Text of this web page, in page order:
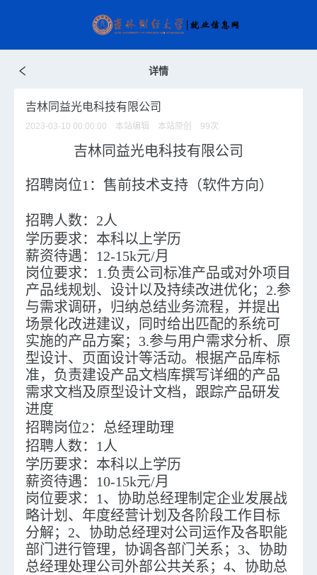
详情
吉林同益光电科技有限公司
2023-03-10 00:00:00 本站编辑 本站原创 99次
吉林同益光电科技有限公司
招聘岗位1： 售前技术支持（软件方向）
招聘人数： 2人
学历要求： 本科以上学历
薪资待遇： 12-15k元/月
岗位要求：1.负责公司标准产品或对外项目
产品线规划、设计以及持续改进优化；2.参
与需求调研，归纳总结业务流程，并提出
场景化改进建议，同时给出匹配的系统可
实施的产品方案；3.参与用户需求分析、原
型设计、页面设计等活动。根据产品库标
准，负责建设产品文档库撰写详细的产品
需求文档及原型设计文档，跟踪产品研发
进度
招聘岗位2： 总经理助理
招聘人数： 1 人
学历要求： 本科以上学历
薪资待遇： 10-15k元/月
岗位要求：1、协助总经理制定企业发展战
略计划、年度经营计划及各阶段工作目标
分解；2、协助总经理对公司运作及各职能
部门进行管理，协调各部门关系；3、协助
总经理处理公司外部公共关系；4、协助总